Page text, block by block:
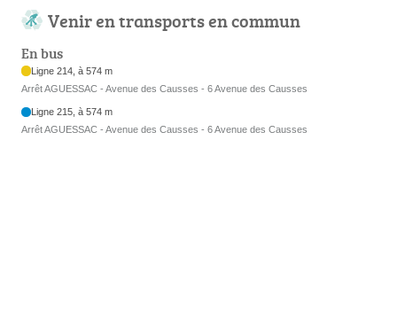
Venir en transports en commun
En bus
Ligne 214, à 574 m
Arrêt AGUESSAC - Avenue des Causses - 6 Avenue des Causses
Ligne 215, à 574 m
Arrêt AGUESSAC - Avenue des Causses - 6 Avenue des Causses